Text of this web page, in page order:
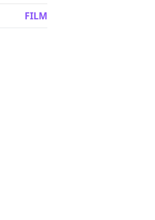
FILM